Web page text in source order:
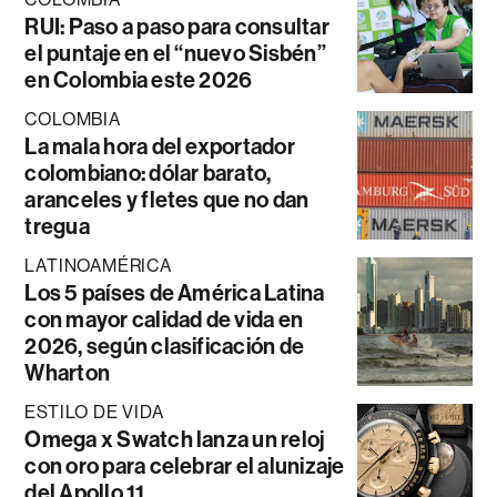
RUI: Paso a paso para consultar
el puntaje en el “nuevo Sisbén”
en Colombia este 2026
COLOMBIA
La mala hora del exportador
colombiano: dólar barato,
aranceles y fletes que no dan
tregua
LATINOAMÉRICA
Los 5 países de América Latina
con mayor calidad de vida en
2026, según clasificación de
Wharton
ESTILO DE VIDA
Omega x Swatch lanza un reloj
con oro para celebrar el alunizaje